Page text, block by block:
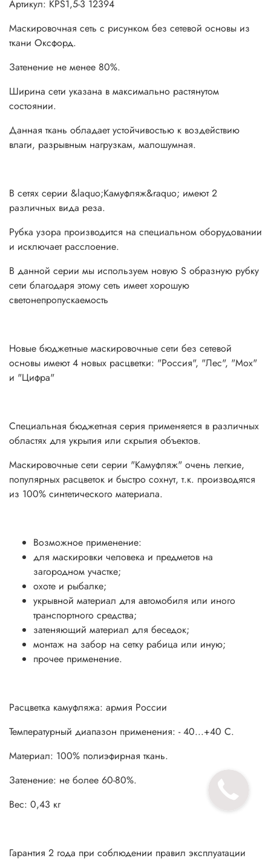
основы имеют 4 новых расцветки: "Россия", "Лес", "Мох"
и "Цифра"
Специальная бюджетная серия применяется в различных
областях для укрытия или скрытия объектов.
Маскировочные сети серии "Камуфляж" очень легкие,
популярных расцветок и быстро сохнут, т.к. производятся
из 100% синтетического материала.
Возможное применение:
для маскировки человека и предметов на
охоте и рыбалке;
укрывной материал для автомобиля или иного
затеняющий материал для беседок;
монтаж на забор на сетку рабица или иную;
прочее применение.
Расцветка камуфляжа: армия России
Температурный диапазон применения: - 40...+40 С.
Затенение: не более 60-80%.
Гарантия 2 года при соблюдении правил эксплуатации
Возможно скрепление нескольких сеток между собой с
использованием кабельных стяжек.
Артикул: КРS1,5-3 12394
Маскировочная сеть с рисунком без сетевой основы из
ткани Оксфорд.
Затенение не менее 80%.
Ширина сети указана в максимально растянутом
состоянии.
Данная ткань обладает устойчивостью к воздействию
влаги, разрывным нагрузкам, малошумная.
В сетях серии &laquo;Камуфляж&raquo; имеют 2
различных вида реза.
Рубка узора производится на специальном оборудовании
и исключает расслоение.
В данной серии мы используем новую S образную рубку
сети благодаря этому сеть имеет хорошую
светонепропускаемость
Новые бюджетные маскировочные сети без сетевой
основы имеют 4 новых расцветки: "Россия", "Лес", "Мох"
и "Цифра"
Специальная бюджетная серия применяется в различных
областях для укрытия или скрытия объектов.
Маскировочные сети серии "Камуфляж" очень легкие,
популярных расцветок и быстро сохнут, т.к. производятся
из 100% синтетического материала.
Возможное применение:
для маскировки человека и предметов на
загородном участке;
охоте и рыбалке;
укрывной материал для автомобиля или иного
транспортного средства;
затеняющий материал для беседок;
монтаж на забор на сетку рабица или иную;
прочее применение.
Расцветка камуфляжа: армия России
Температурный диапазон применения: - 40...+40 С.
Материал: 100% полиэфирная ткань.
Затенение: не более 60-80%.
Вес: 0,43 кг
Гарантия 2 года при соблюдении правил эксплуатации